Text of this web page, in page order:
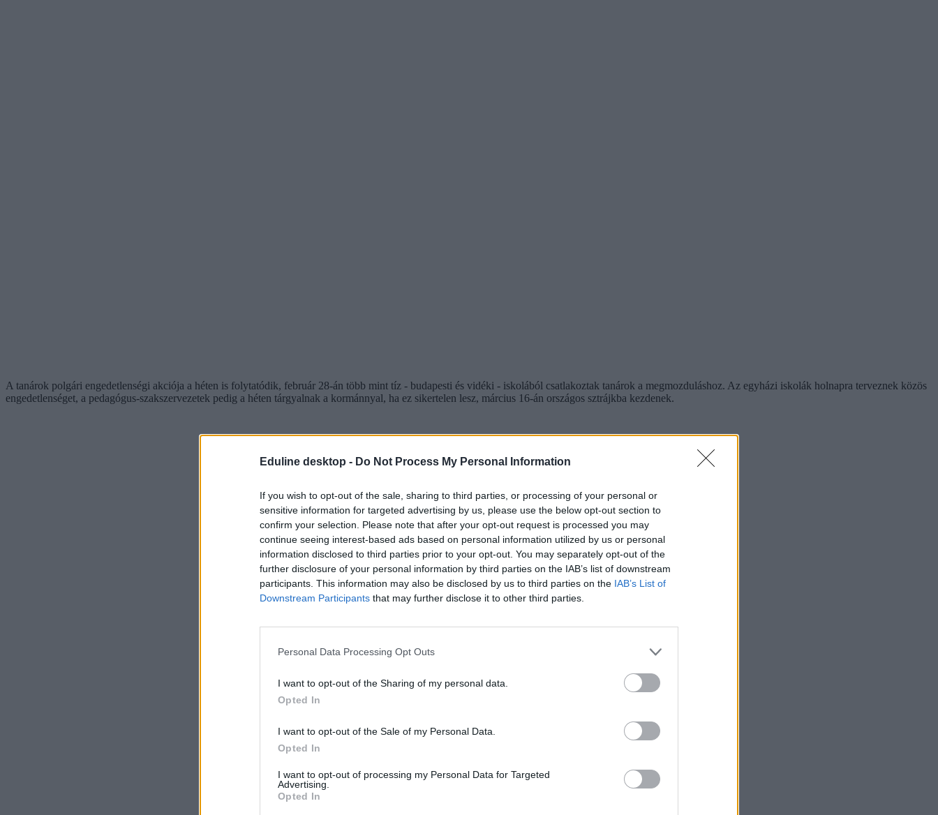
Eduline desktop - Do Not Process My Personal Information
If you wish to opt-out of the sale, sharing to third parties, or processing of your personal or
sensitive information for targeted advertising by us, please use the below opt-out section to
confirm your selection. Please note that after your opt-out request is processed you may
continue seeing interest-based ads based on personal information utilized by us or personal
information disclosed to third parties prior to your opt-out. You may separately opt-out of the
further disclosure of your personal information by third parties on the IAB’s list of downstream
participants. This information may also be disclosed by us to third parties on the IAB’s List of
Downstream Participants that may further disclose it to other third parties.
Personal Data Processing Opt Outs
I want to opt-out of the Sharing of my personal data.
Opted In
I want to opt-out of the Sale of my Personal Data.
Opted In
I want to opt-out of processing my Personal Data for Targeted
Advertising.
Opted In
A tanárok polgári engedetlenségi akciója a héten is folytatódik, február 28-án több mint tíz - budapesti és vidéki - iskolából csatlakoztak tanárok a megmozduláshoz. Az egyházi iskolák holnapra terveznek közös
engedetlenséget, a pedagógus-szakszervezetek pedig a héten tárgyalnak a kormánnyal, ha ez sikertelen lesz, március 16-án országos sztrájkba kezdenek.